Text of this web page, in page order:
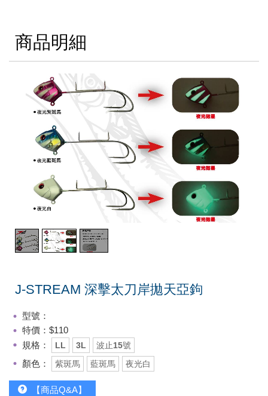
商品明細
J-STREAM 深擊太刀岸拋天亞鉤
型號：
特價：$110
規格：
LL 3L 波止15號
顏色： 紫斑馬 藍斑馬 夜光白
【商品Q&A】